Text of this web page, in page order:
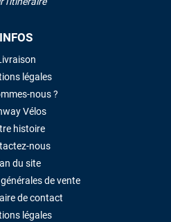
INFOS
légales
nous ?
Vélos
histoire
nous
du site
de vente
de contact
légales